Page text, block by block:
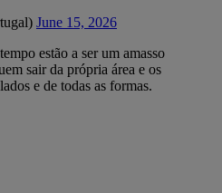
June 15, 2026
estão a ser um amasso
sair da própria área e os
e de todas as formas.